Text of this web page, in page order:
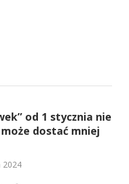
od 1 stycznia nie
dostać mniej
2024